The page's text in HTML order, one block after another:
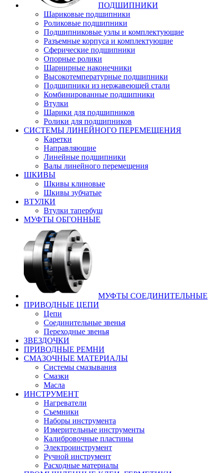
ПОДШИПНИКИ
Шариковые подшипники
Роликовые подшипники
Подшипниковые узлы и комплектующие
Разъемные корпуса и комплектующие
Сферические подшипники
Опорные ролики
Шарнирные наконечники
Высокотемпературные подшипники
Подшипники из нержавеющей стали
Комбинированные подшипники
Втулки
Шарики для подшипников
Ролики для подшипников
СИСТЕМЫ ЛИНЕЙНОГО ПЕРЕМЕЩЕНИЯ
Каретки
Направляющие
Линейные подшипники
Валы линейного перемещения
ШКИВЫ
Шкивы клиновые
Шкивы зубчатые
ВТУЛКИ
Втулки тапербуш
МУФТЫ ОБГОННЫЕ
МУФТЫ СОЕДИНИТЕЛЬНЫЕ
ПРИВОДНЫЕ ЦЕПИ
Цепи
Соединительные звенья
Переходные звенья
ЗВЕЗДОЧКИ
ПРИВОДНЫЕ РЕМНИ
СМАЗОЧНЫЕ МАТЕРИАЛЫ
Системы смазывания
Смазки
Масла
ИНСТРУМЕНТ
Нагреватели
Съемники
Наборы инструмента
Измерительные инструменты
Калибровочные пластины
Электроинструмент
Ручной инструмент
Расходные материалы